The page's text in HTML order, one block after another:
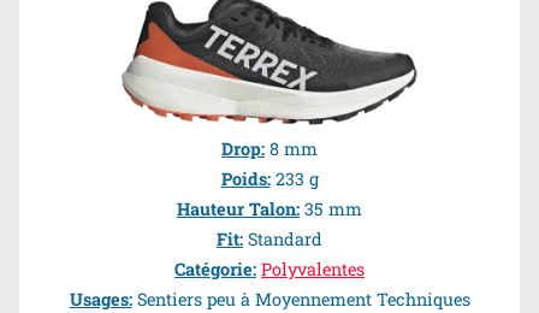
Drop: 8 mm
Poids:233 g
Hauteur Talon: 35 mm
Fit: Standard
Catégorie: Polyvalentes
Usages:Sentiers peu à Moyennement Techniques